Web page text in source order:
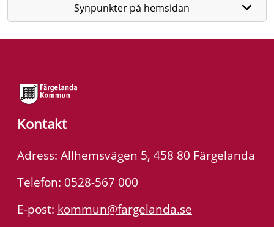
Synpunkter på hemsidan
Kontakt
Adress: Allhemsvägen 5, 458 80 Färgelanda
Telefon: 0528-567 000
E-post: kommun@fargelanda.se